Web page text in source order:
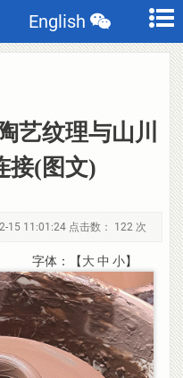
English
艺纹理与山川
接(图文)
15 11:01:24 点击数： 122 次
字体：【大 中 小】